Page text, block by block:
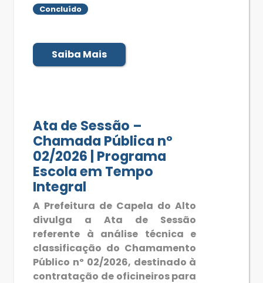
Concluído
Saiba Mais
Ata de Sessão –
Chamada Pública nº
02/2026 | Programa
Escola em Tempo
Integral
A Prefeitura de Capela do Alto
divulga a Ata de Sessão
referente à análise técnica e
classificação do Chamamento
Público nº 02/2026, destinado à
contratação de oficineiros para